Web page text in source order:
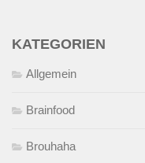
KATEGORIEN
Allgemein
Brainfood
Brouhaha